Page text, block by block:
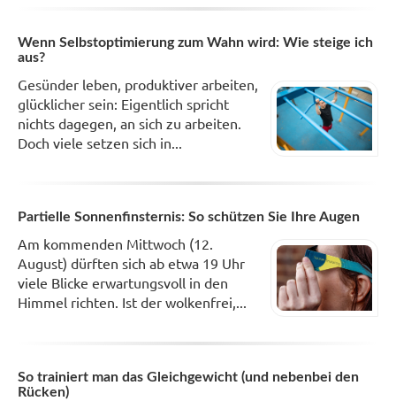
Wenn Selbstoptimierung zum Wahn wird: Wie steige ich
aus?
Gesünder leben, produktiver arbeiten,
glücklicher sein: Eigentlich spricht
nichts dagegen, an sich zu arbeiten.
Doch viele setzen sich in...
Partielle Sonnenfinsternis: So schützen Sie Ihre Augen
Am kommenden Mittwoch (12.
August) dürften sich ab etwa 19 Uhr
viele Blicke erwartungsvoll in den
Himmel richten. Ist der wolkenfrei,...
So trainiert man das Gleichgewicht (und nebenbei den
Rücken)